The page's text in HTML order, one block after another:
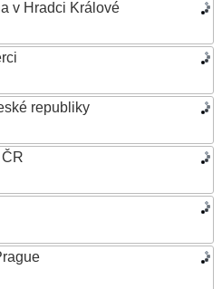
v Hradci Králové
republiky